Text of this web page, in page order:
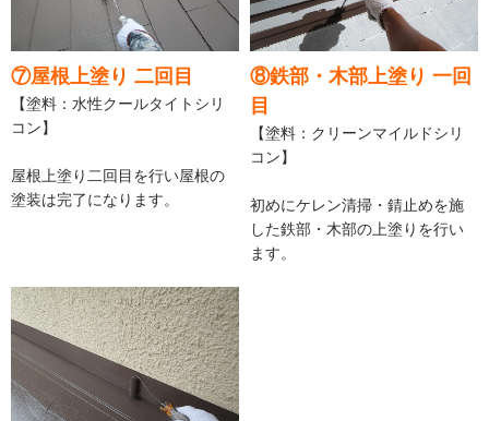
⑦屋根上塗り 二回目
【塗料：水性クールタイトシリ
コン】
屋根上塗り二回目を行い屋根の
塗装は完了になります。
⑧鉄部・木部上塗り 一回
目
【塗料：クリーンマイルドシリ
コン】
初めにケレン清掃・錆止めを施
した鉄部・木部の上塗りを行い
ます。